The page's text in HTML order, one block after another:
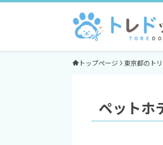
トップページ 東京都のト
ペットホ